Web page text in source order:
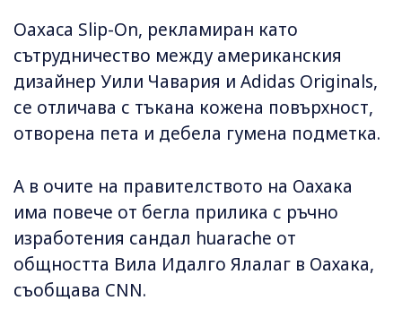
Oaxaca Slip-On, рекламиран като
сътрудничество между американския
дизайнер Уили Чавария и Adidas Originals,
се отличава с тъкана кожена повърхност,
отворена пета и дебела гумена подметка.
А в очите на правителството на Оахака
има повече от бегла прилика с ръчно
изработения сандал huarache от
общността Вила Идалго Ялалаг в Оахака,
съобщава CNN.